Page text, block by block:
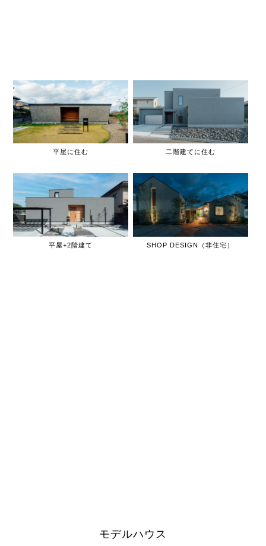
平屋に住む 二階建てに住む
平屋+2階建て SHOP DESIGN（非住宅）
モデルハウス